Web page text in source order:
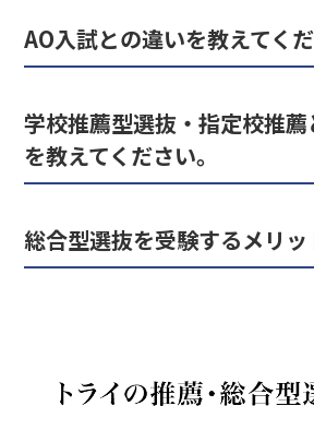
AO入試との違いを教えてくだ
学校推薦型選抜・指定校推
を教えてください。
総合型選抜を受験するメリッ